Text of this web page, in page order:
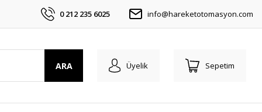
0 212 235 6025 info@hareketotomasyon.com
ARA Üyelik Sepetim